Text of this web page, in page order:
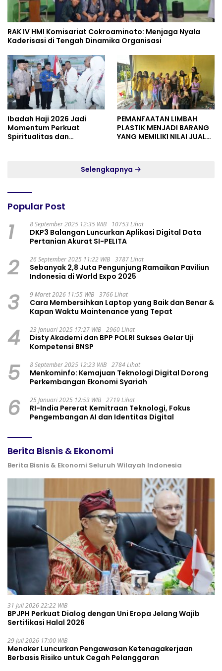
RAK IV HMI Komisariat Cokroaminoto: Menjaga Nyala
Kaderisasi di Tengah Dinamika Organisasi
Ibadah Haji 2026 Jadi
Momentum Perkuat
Spiritualitas dan
PEMANFAATAN LIMBAH
PLASTIK MENJADI BARANG
YANG MEMILIKI NILAI JUAL
Selengkapnya
Popular Post
1 8 September 2025 12:35 WIB 10753 Lihat
DKP3 Balangan Luncurkan Aplikasi Digital Data
Pertanian Akurat SI-PELITA
2 26 September 2025 11:22 WIB 3787 Lihat
Sebanyak 2,8 Juta Pengunjung Ramaikan Paviliun
Indonesia di World Expo 2025
3 9 Maret 2026 11:55 WIB 3766 Lihat
Cara Membersihkan Laptop yang Baik dan Benar &
Kapan Waktu Maintenance yang Tepat
4 23 Januari 2025 17:27 WIB 2960 Lihat
Disty Akademi dan BPP POLRI Sukses Gelar Uji
Kompetensi BNSP
5 8 September 2025 12:23 WIB 2784 Lihat
Menkominfo: Kemajuan Teknologi Digital Dorong
Perkembangan Ekonomi Syariah
6 25 Januari 2025 12:53 WIB 2719 Lihat
RI-India Pererat Kemitraan Teknologi, Fokus
Pengembangan AI dan Identitas Digital
Berita Bisnis & Ekonomi
Berita Bisnis & Ekonomi Seluruh Wilayah Indonesia
31 Juli 2026 22:22 WIB
BPJPH Perkuat Dialog dengan Uni Eropa Jelang Wajib
Sertifikasi Halal 2026
29 Juli 2026 17:00 WIB
Menaker Luncurkan Pengawasan Ketenagakerjaan
Berbasis Risiko untuk Cegah Pelanggaran